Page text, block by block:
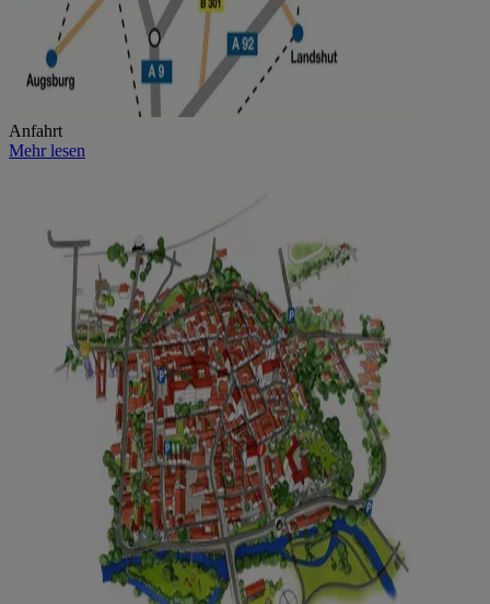
Anfahrt
Mehr lesen